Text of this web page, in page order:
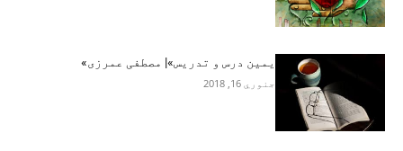
يمين درس و تدریس»| مصطفی عمرزی»
جنوري 16, 2018